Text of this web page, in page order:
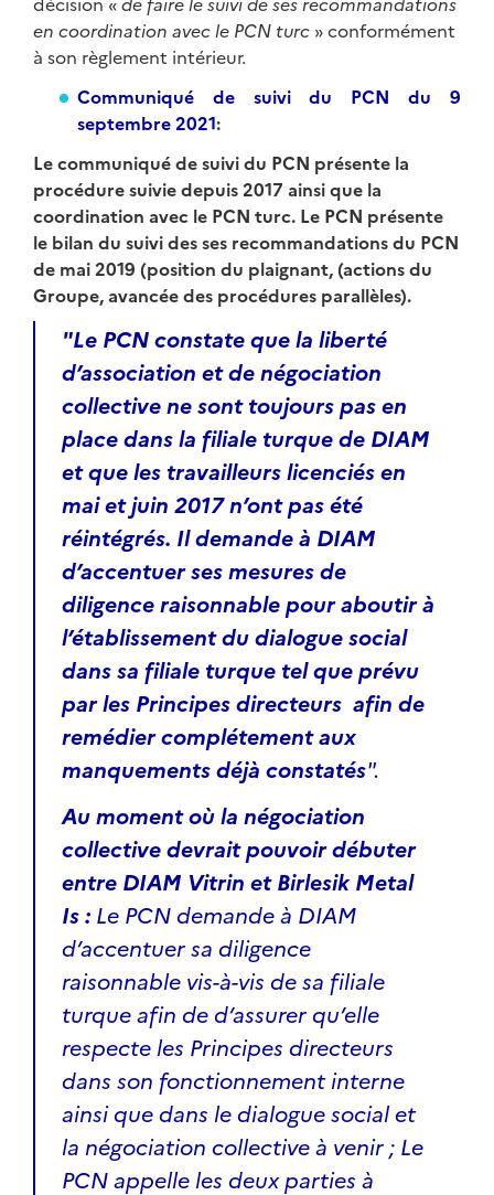
en coordination avec le PCN turc » conformément
à son règlement intérieur.
Communiqué de suivi du PCN du 9
septembre 2021:
Le communiqué de suivi du PCN présente la
procédure suivie depuis 2017 ainsi que la
coordination avec le PCN turc. Le PCN présente
le bilan du suivi des ses recommandations du PCN
de mai 2019 (position du plaignant, (actions du
Groupe, avancée des procédures parallèles).
"Le PCN constate que la liberté
d’association et de négociation
collective ne sont toujours pas en
place dans la filiale turque de DIAM
et que les travailleurs licenciés en
mai et juin 2017 n’ont pas été
réintégrés. Il demande à DIAM
d’accentuer ses mesures de
diligence raisonnable pour aboutir à
l’établissement du dialogue social
dans sa filiale turque tel que prévu
par les Principes directeurs afin de
remédier complétement aux
manquements déjà constatés".
Au moment où la négociation
collective devrait pouvoir débuter
entre DIAM Vitrin et Birlesik Metal
Is : Le PCN demande à DIAM
d’accentuer sa diligence
raisonnable vis-à-vis de sa filiale
turque afin de d’assurer qu’elle
respecte les Principes directeurs
dans son fonctionnement interne
ainsi que dans le dialogue social et
la négociation collective à venir ; Le
PCN appelle les deux parties à